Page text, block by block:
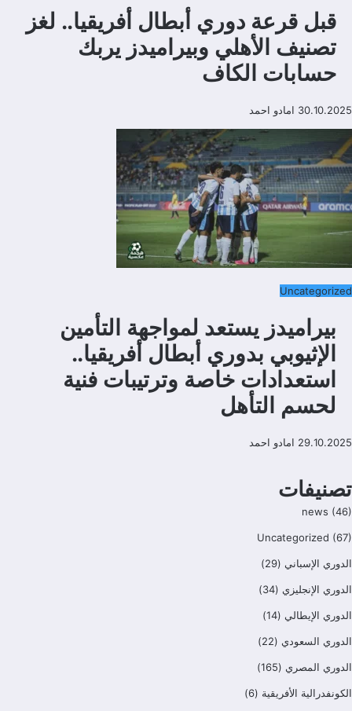
قبل قرعة دوري أبطال أفريقيا.. لغز
تصنيف الأهلي وبيراميدز يربك
حسابات الكاف
30.10.2025 امادو احمد
Uncategorized
بيراميدز يستعد لمواجهة التأمين
الإثيوبي بدوري أبطال أفريقيا..
استعدادات خاصة وترتيبات فنية
لحسم التأهل
29.10.2025 امادو احمد
تصنيفات
news (46)
Uncategorized (67)
الدوري الإسباني (29)
الدوري الإنجليزي (34)
الدوري الإيطالي (14)
الدوري السعودي (22)
الدوري المصري (165)
الكونفدرالية الأفريقية (6)